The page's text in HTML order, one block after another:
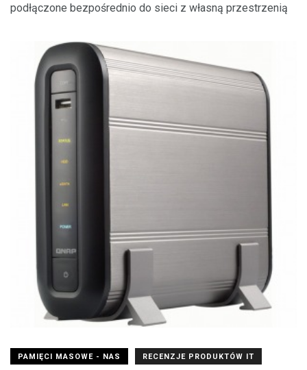
podłączone bezpośrednio do sieci z własną przestrzenią
PAMIĘCI MASOWE - NAS RECENZJE PRODUKTÓW IT